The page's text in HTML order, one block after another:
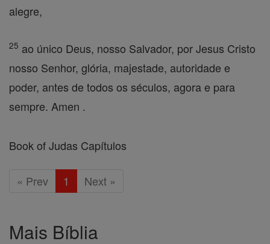
alegre,
25 ao único Deus, nosso Salvador, por Jesus Cristo
nosso Senhor, glória, majestade, autoridade e
poder, antes de todos os séculos, agora e para
sempre. Amen .
Book of Judas Capítulos
« Prev 1 Next »
Mais Bíblia